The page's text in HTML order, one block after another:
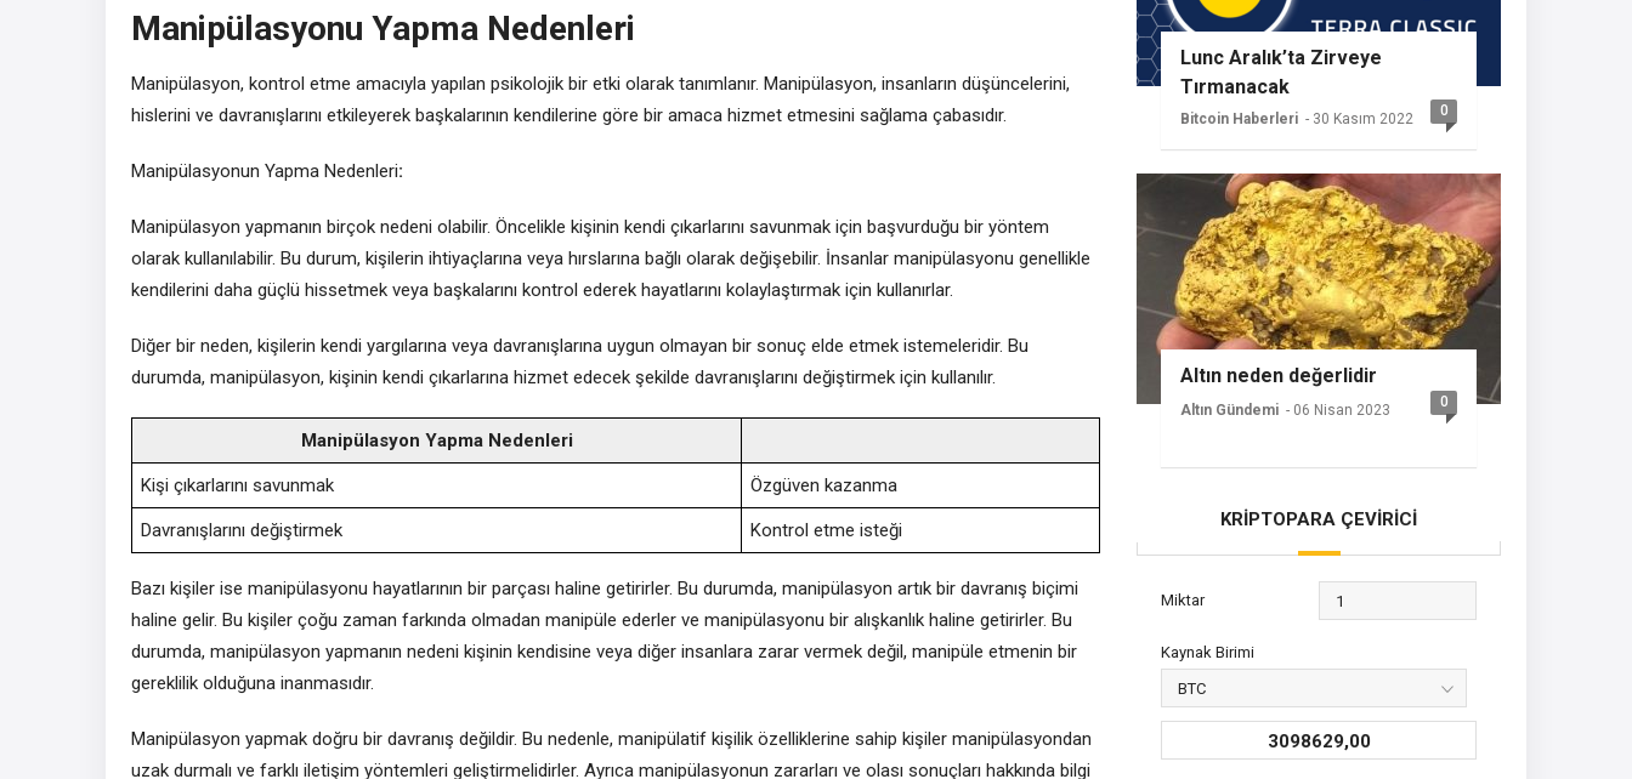
Manipülasyonu Yapma Nedenleri
Manipülasyon, kontrol etme amacıyla yapılan psikolojik bir etki olarak tanımlanır. Manipülasyon, insanların düşüncelerini,
hislerini ve davranışlarını etkileyerek başkalarının kendilerine göre bir amaca hizmet etmesini sağlama çabasıdır.
Manipülasyonun Yapma Nedenleri:
Manipülasyon yapmanın birçok nedeni olabilir. Öncelikle kişinin kendi çıkarlarını savunmak için başvurduğu bir yöntem
olarak kullanılabilir. Bu durum, kişilerin ihtiyaçlarına veya hırslarına bağlı olarak değişebilir. İnsanlar manipülasyonu genellikle
kendilerini daha güçlü hissetmek veya başkalarını kontrol ederek hayatlarını kolaylaştırmak için kullanırlar.
Diğer bir neden, kişilerin kendi yargılarına veya davranışlarına uygun olmayan bir sonuç elde etmek istemeleridir. Bu
durumda, manipülasyon, kişinin kendi çıkarlarına hizmet edecek şekilde davranışlarını değiştirmek için kullanılır.
Manipülasyon Yapma Nedenleri
Kişi çıkarlarını savunmak Özgüven kazanma
Davranışlarını değiştirmek Kontrol etme isteği
Bazı kişiler ise manipülasyonu hayatlarının bir parçası haline getirirler. Bu durumda, manipülasyon artık bir davranış biçimi
haline gelir. Bu kişiler çoğu zaman farkında olmadan manipüle ederler ve manipülasyonu bir alışkanlık haline getirirler. Bu
durumda, manipülasyon yapmanın nedeni kişinin kendisine veya diğer insanlara zarar vermek değil, manipüle etmenin bir
gereklilik olduğuna inanmasıdır.
Manipülasyon yapmak doğru bir davranış değildir. Bu nedenle, manipülatif kişilik özelliklerine sahip kişiler manipülasyondan
uzak durmalı ve farklı iletişim yöntemleri geliştirmelidirler. Ayrıca manipülasyonun zararları ve olası sonuçları hakkında bilgi
Lunc Aralık’ta Zirveye
Tırmanacak
Bitcoin Haberleri - 30 Kasım 2022 0
Altın neden değerlidir
Altın Gündemi - 06 Nisan 2023 0
KRİPTOPARA ÇEVİRİCİ
Miktar
Kaynak Birimi
3098629,00